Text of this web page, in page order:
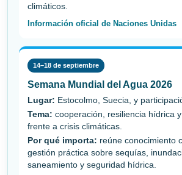
climáticos.
Información oficial de Naciones Unidas
14–18 de septiembre
Semana Mundial del Agua 2026
Lugar: Estocolmo, Suecia, y
Tema: cooperación, resiliencia hídrica
frente a crisis climáticas.
Por qué importa: reúne conocimiento
gestión práctica sobre sequías,
saneamiento y seguridad hídrica.